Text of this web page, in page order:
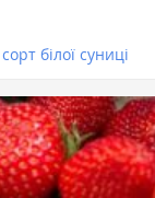
білої суниці